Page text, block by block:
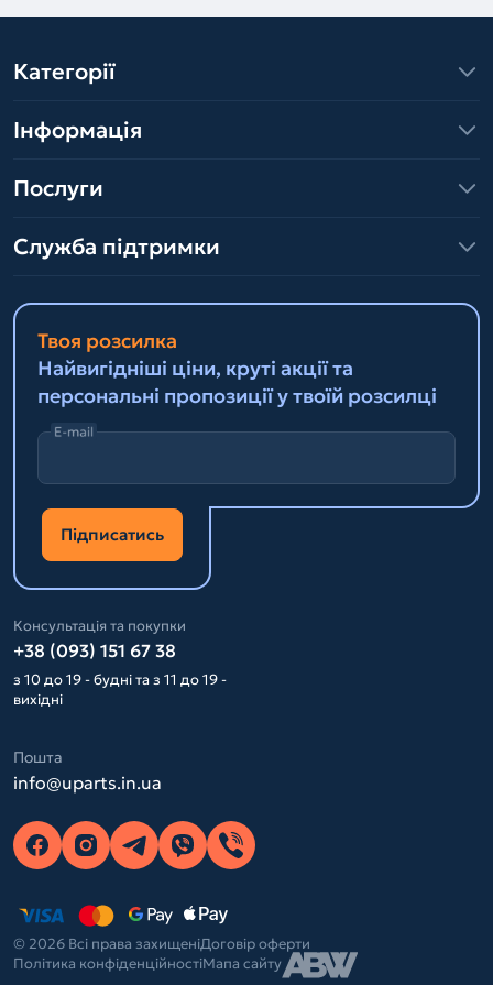
Категорії
Інформація
Послуги
Служба підтримки
Твоя розсилка
Найвигідніші ціни, круті акції та
персональні пропозиції у твоїй розсилці
E-mail
Підписатись
Консультація та покупки
+38 (093) 151 67 38
з 10 до 19 - будні та з 11 до 19 -
вихідні
Пошта
info@uparts.in.ua
© 2026 Всі права захищеніДоговір оферти
Політика конфіденційностіМапа сайту